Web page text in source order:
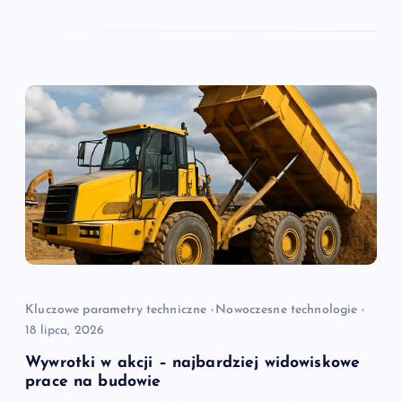
Kluczowe parametry techniczne
Nowoczesne technologie
18 lipca, 2026
Wywrotki w akcji – najbardziej widowiskowe
prace na budowie